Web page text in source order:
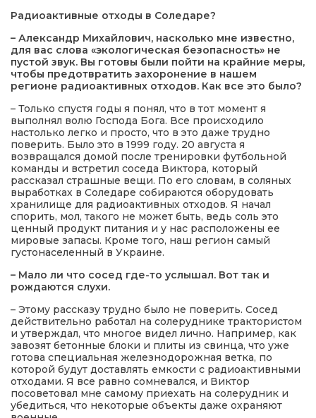
Радиоактивные отходы в Соледаре?
– Александр Михайлович, насколько мне известно,
для вас слова «экологическая безопасность» не
пустой звук. Вы готовы были пойти на крайние меры,
чтобы предотвратить захоронение в нашем
регионе радиоактивных отходов. Как все это было?
– Только спустя годы я понял, что в тот момент я
выполнял волю Господа Бога. Все происходило
настолько легко и просто, что в это даже трудно
поверить. Было это в 1999 году. 20 августа я
возвращался домой после тренировки футбольной
команды и встретил соседа Виктора, который
рассказал страшные вещи. По его словам, в соляных
выработках в Соледаре собираются оборудовать
хранилище для радиоактивных отходов. Я начал
спорить, мол, такого не может быть, ведь соль это
ценный продукт питания и у нас расположены ее
мировые запасы. Кроме того, наш регион самый
густонаселенный в Украине.
– Мало ли что сосед где-то услышал. Вот так и
рождаются слухи.
– Этому рассказу трудно было не поверить. Сосед
действительно работал на солеруднике трактористом
и утверждал, что многое видел лично. Например, как
завозят бетонные блоки и плиты из свинца, что уже
готова специальная железнодорожная ветка, по
которой будут доставлять емкости с радиоактивными
отходами. Я все равно сомневался, и Виктор
посоветовал мне самому приехать на солерудник и
убедиться, что некоторые объекты даже охраняют